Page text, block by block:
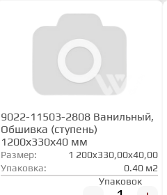
9022-11503-2808 Ванильный,
Обшивка (ступень)
1200х330х40 мм
Размер:
1 200x330,00x40,00
Упаковка:
0.40 м2
Упаковок